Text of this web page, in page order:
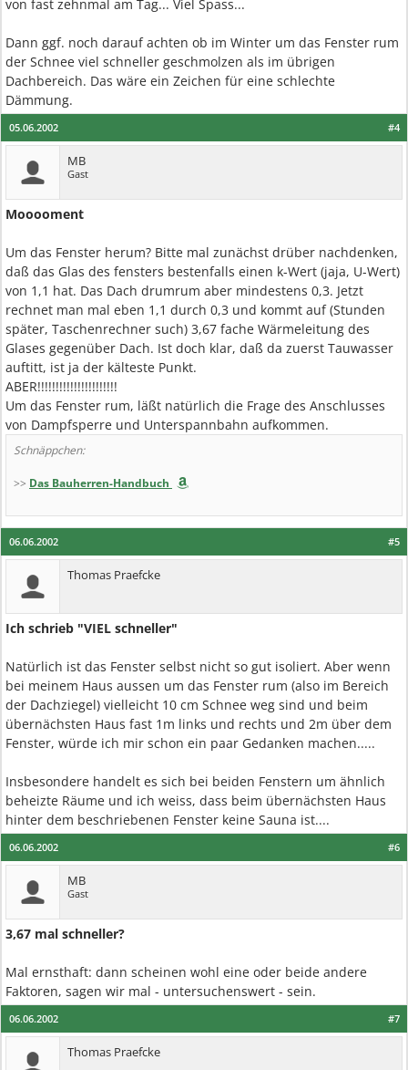
von fast zehnmal am Tag... Viel Spass...
Dann ggf. noch darauf achten ob im Winter um das Fenster rum
der Schnee viel schneller geschmolzen als im übrigen
Dachbereich. Das wäre ein Zeichen für eine schlechte
Dämmung.
#4
05.06.2002
MB
Gast
Mooooment
Um das Fenster herum? Bitte mal zunächst drüber nachdenken,
daß das Glas des fensters bestenfalls einen k-Wert (jaja, U-Wert)
von 1,1 hat. Das Dach drumrum aber mindestens 0,3. Jetzt
rechnet man mal eben 1,1 durch 0,3 und kommt auf (Stunden
später, Taschenrechner such) 3,67 fache Wärmeleitung des
Glases gegenüber Dach. Ist doch klar, daß da zuerst Tauwasser
auftitt, ist ja der kälteste Punkt.
ABER!!!!!!!!!!!!!!!!!!!!!!
Um das Fenster rum, läßt natürlich die Frage des Anschlusses
von Dampfsperre und Unterspannbahn aufkommen.
Schnäppchen:
>> Das Bauherren-Handbuch
#5
06.06.2002
Thomas Praefcke
Ich schrieb "VIEL schneller"
Natürlich ist das Fenster selbst nicht so gut isoliert. Aber wenn
bei meinem Haus aussen um das Fenster rum (also im Bereich
der Dachziegel) vielleicht 10 cm Schnee weg sind und beim
übernächsten Haus fast 1m links und rechts und 2m über dem
Fenster, würde ich mir schon ein paar Gedanken machen.....
Insbesondere handelt es sich bei beiden Fenstern um ähnlich
beheizte Räume und ich weiss, dass beim übernächsten Haus
hinter dem beschriebenen Fenster keine Sauna ist....
#6
06.06.2002
MB
Gast
3,67 mal schneller?
Mal ernsthaft: dann scheinen wohl eine oder beide andere
Faktoren, sagen wir mal - untersuchenswert - sein.
#7
06.06.2002
Thomas Praefcke